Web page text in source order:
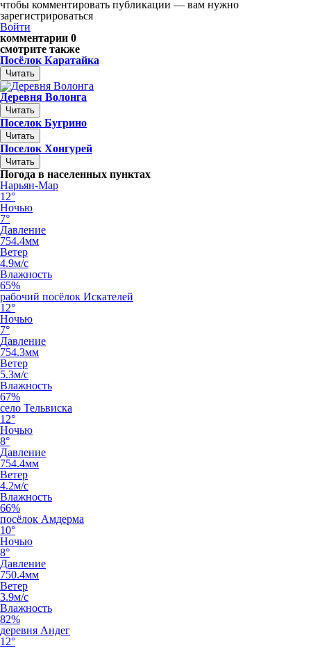
чтобы комментировать публикации — вам нужно
зарегистрироваться
Войти
комментарии 0
смотрите также
Посёлок Каратайка
Читать
Деревня Волонга
Читать
Поселок Бугрино
Читать
Поселок Хонгурей
Читать
Погода в населенных пунктах
Нарьян-Мар
12°
Ночью
7°
Давление
754.4мм
Ветер
4.9м/с
Влажность
65%
рабочий посёлок Искателей
12°
Ночью
7°
Давление
754.3мм
Ветер
5.3м/с
Влажность
67%
село Тельвиска
12°
Ночью
8°
Давление
754.4мм
Ветер
4.2м/с
Влажность
66%
посёлок Амдерма
10°
Ночью
8°
Давление
750.4мм
Ветер
3.9м/с
Влажность
82%
деревня Андег
12°